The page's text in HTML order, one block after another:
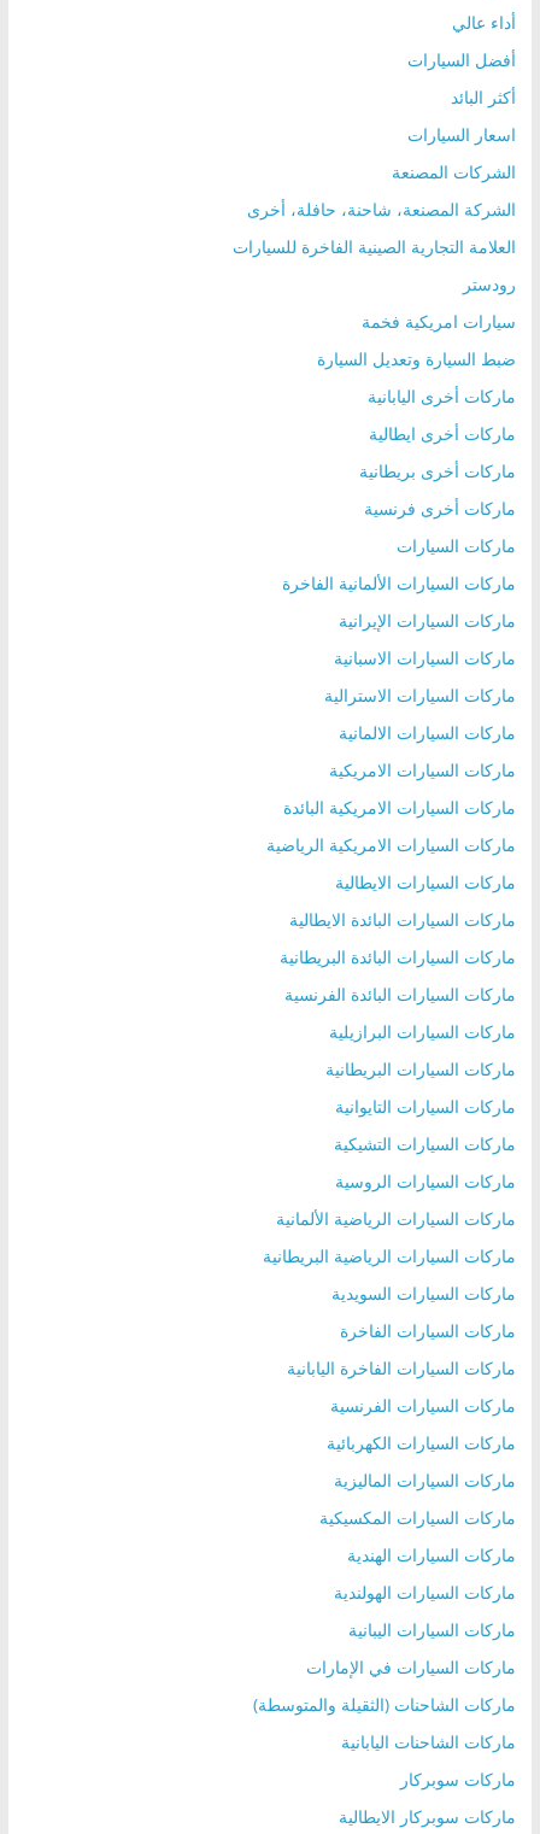
أداء عالي
أفضل السيارات
أكثر البائد
اسعار السيارات
الشركات المصنعة
الشركة المصنعة، شاحنة، حافلة، أخرى
العلامة التجارية الصينية الفاخرة للسيارات
رودستر
سيارات امريكية فخمة
ضبط السيارة وتعديل السيارة
ماركات أخرى اليابانية
ماركات أخرى ايطالية
ماركات أخرى بريطانية
ماركات أخرى فرنسية
ماركات السيارات
ماركات السيارات الألمانية الفاخرة
ماركات السيارات الإيرانية
ماركات السيارات الاسبانية
ماركات السيارات الاسترالية
ماركات السيارات الالمانية
ماركات السيارات الامريكية
ماركات السيارات الامريكية البائدة
ماركات السيارات الامريكية الرياضية
ماركات السيارات الايطالية
ماركات السيارات البائدة الايطالية
ماركات السيارات البائدة البريطانية
ماركات السيارات البائدة الفرنسية
ماركات السيارات البرازيلية
ماركات السيارات البريطانية
ماركات السيارات التايوانية
ماركات السيارات التشيكية
ماركات السيارات الروسية
ماركات السيارات الرياضية الألمانية
ماركات السيارات الرياضية البريطانية
ماركات السيارات السويدية
ماركات السيارات الفاخرة
ماركات السيارات الفاخرة اليابانية
ماركات السيارات الفرنسية
ماركات السيارات الكهربائية
ماركات السيارات الماليزية
ماركات السيارات المكسيكية
ماركات السيارات الهندية
ماركات السيارات الهولندية
ماركات السيارات اليبانية
ماركات السيارات في الإمارات
ماركات الشاحنات (الثقيلة والمتوسطة)
ماركات الشاحنات اليابانية
ماركات سوبركار
ماركات سوبركار الايطالية